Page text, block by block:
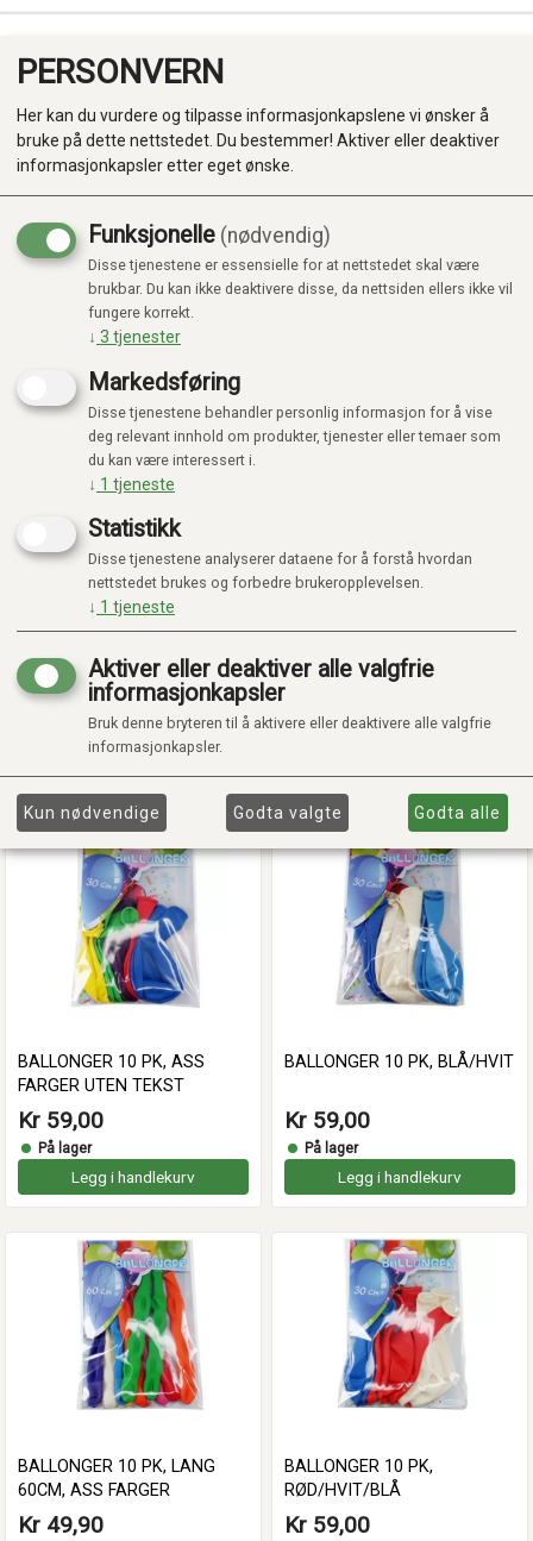
Produkter
Kategorier
Viser 135 produkter
ANSIKTSMALING CARIOCA
MONSTER 3 STK.
Kr 149,00
På lager
Legg i handlekurv
ARIEL CLASSIC XS (3-4)
Kr 449,00
Legg i handlekurv
BALLONGER 10 PK, ASS
FARGER UTEN TEKST
Kr 59,00
På lager
Legg i handlekurv
BALLONGER 10 PK, BLÅ/HVIT
Kr 59,00
På lager
Legg i handlekurv
BALLONGER 10 PK, LANG
60CM, ASS FARGER
Kr 49,90
BALLONGER 10 PK,
RØD/HVIT/BLÅ
Kr 59,00
PERSONVERN
Her kan du vurdere og tilpasse informasjonkapslene vi ønsker å
bruke på dette nettstedet. Du bestemmer! Aktiver eller deaktiver
informasjonkapsler etter eget ønske.
Funksjonelle (nødvendig)
Disse tjenestene er essensielle for at nettstedet skal være
brukbar. Du kan ikke deaktivere disse, da nettsiden ellers ikke vil
fungere korrekt.
↓ 3 tjenester
Markedsføring
Disse tjenestene behandler personlig informasjon for å vise
deg relevant innhold om produkter, tjenester eller temaer som
du kan være interessert i.
↓ 1 tjeneste
Statistikk
Disse tjenestene analyserer dataene for å forstå hvordan
nettstedet brukes og forbedre brukeropplevelsen.
↓ 1 tjeneste
Aktiver eller deaktiver alle valgfrie
informasjonkapsler
Bruk denne bryteren til å aktivere eller deaktivere alle valgfrie
informasjonkapsler.
Kun nødvendige Godta valgte Godta alle